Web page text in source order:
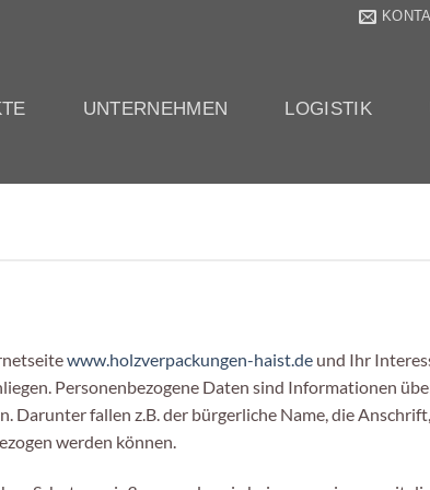
UNTERNEHMEN LOGISTIK
www.holzverpackungen-haist.de und Ihr
Personenbezogene Daten sind Informationen
fallen z.B. der bürgerliche Name, die
werden können.